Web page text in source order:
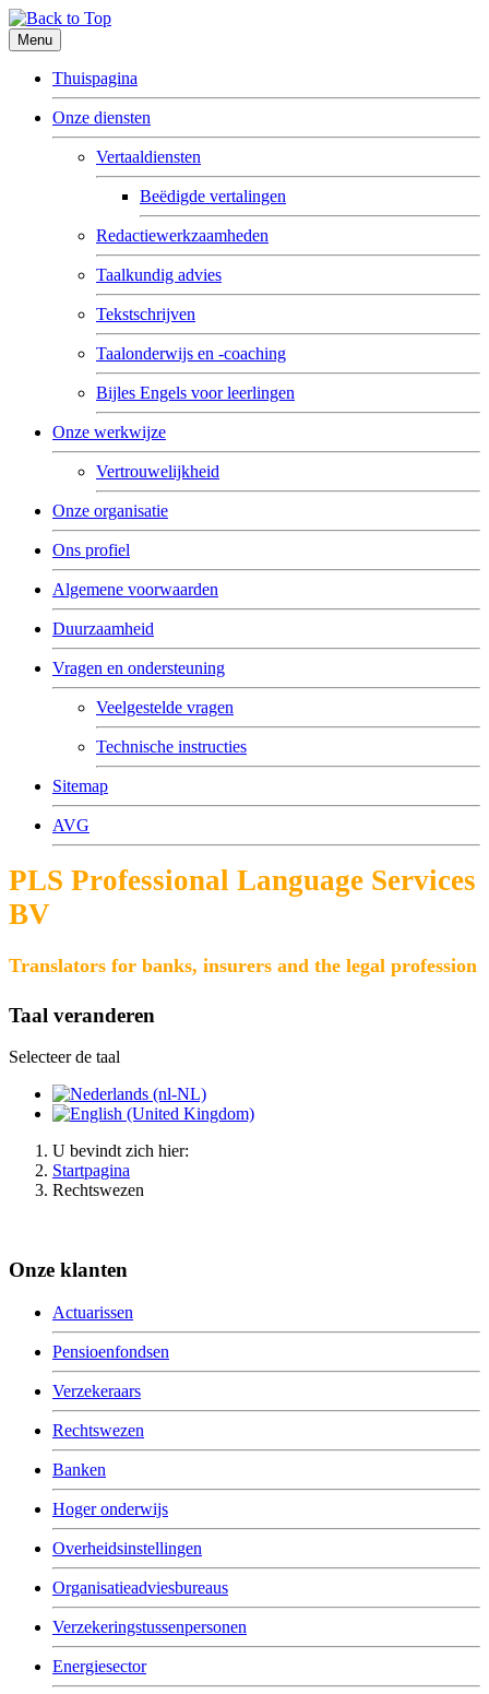
Menu
Thuispagina
Onze diensten
Vertaaldiensten
Beëdigde vertalingen
Redactiewerkzaamheden
Taalkundig advies
Tekstschrijven
Taalonderwijs en -coaching
Bijles Engels voor leerlingen
Onze werkwijze
Vertrouwelijkheid
Onze organisatie
Ons profiel
Algemene voorwaarden
Duurzaamheid
Vragen en ondersteuning
Veelgestelde vragen
Technische instructies
Sitemap
AVG
PLS Professional Language Services
BV
Translators for banks, insurers and the legal profession
Taal veranderen
Selecteer de taal
U bevindt zich hier:
Startpagina
Rechtswezen
Onze klanten
Actuarissen
Pensioenfondsen
Verzekeraars
Rechtswezen
Banken
Hoger onderwijs
Overheidsinstellingen
Organisatieadviesbureaus
Verzekeringstussenpersonen
Energiesector